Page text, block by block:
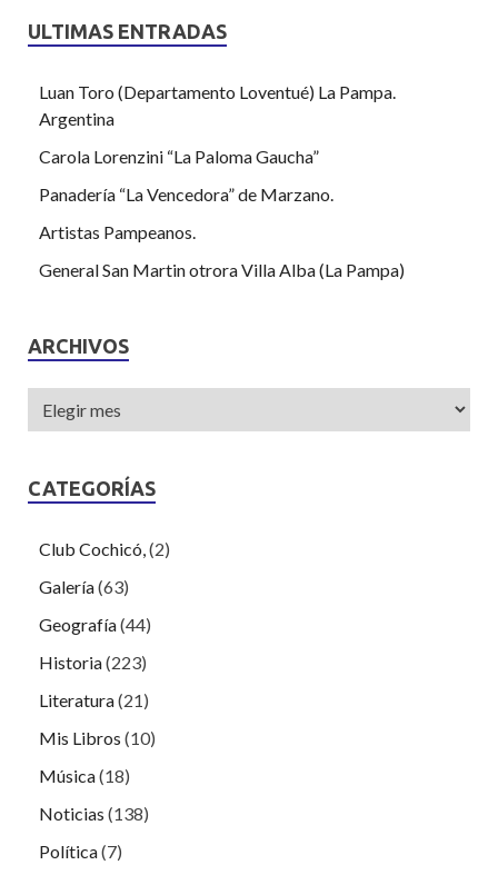
ULTIMAS ENTRADAS
Luan Toro (Departamento Loventué) La Pampa.
Argentina
Carola Lorenzini “La Paloma Gaucha”
Panadería “La Vencedora” de Marzano.
Artistas Pampeanos.
General San Martin otrora Villa Alba (La Pampa)
ARCHIVOS
CATEGORÍAS
Club Cochicó,(2)
Galería(63)
Geografía(44)
Historia(223)
Literatura(21)
Mis Libros (10)
Música(18)
Noticias (138)
Política(7)